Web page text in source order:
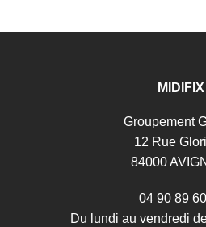
MIDIFIX
Groupement
12 Rue
84000
04 90 89
Du lundi au vendredi